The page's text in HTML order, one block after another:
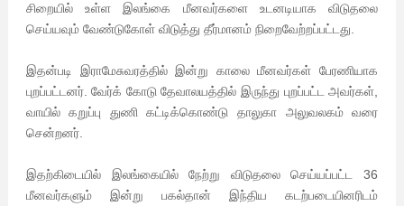
சிறையில் உள்ள இலங்கை மீனவர்களை உடனடியாக விடுதலை
செய்யவும் வேண்டுகோள் விடுத்து தீர்மானம் நிறைவேற்றப்பட்டது.
இதன்படி இராமேசுவரத்தில் இன்று காலை மீனவர்கள் பேரணியாக
புறப்பட்டனர். வேர்க் கோடு தேவாலயத்தில் இருந்து புறப்பட்ட அவர்கள்,
வாயில் கறுப்பு துணி கட்டிக்கொண்டு தாலுகா அலுவலகம் வரை
சென்றனர்.
இதற்கிடையில் இலங்கையில் நேற்று விடுதலை செய்யப்பட்ட 36
மீனவர்களும் இன்று பகல்தான் இந்திய கடற்படையினரிடம்